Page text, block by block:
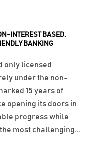
INTEREST BASED,
BANKING
only licensed
under the non-
15 years of
opening its doors in
progress while
most challenging...